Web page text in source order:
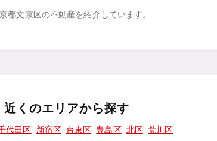
都文京区の不動産を紹介しています。
近くのエリアから探す
代田区 新宿区 台東区 豊島区 北区 荒川区